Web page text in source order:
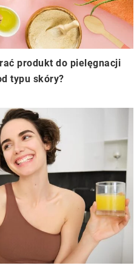
produkt do pielęgnacji
typu skóry?